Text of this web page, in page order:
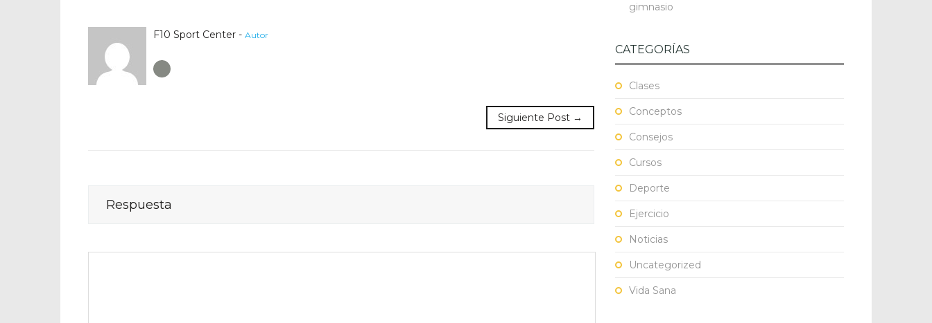
F10 Sport Center - Autor
Siguiente Post →
Respuesta
gimnasio
CATEGORÍAS
Clases
Conceptos
Consejos
Cursos
Deporte
Ejercicio
Noticias
Uncategorized
Vida Sana